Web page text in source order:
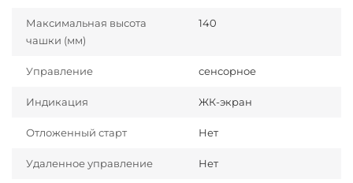
Максимальная высота
чашки (мм)
140
Управление сенсорное
Индикация ЖК-экран
Отложенный старт Нет
Удаленное управление Нет